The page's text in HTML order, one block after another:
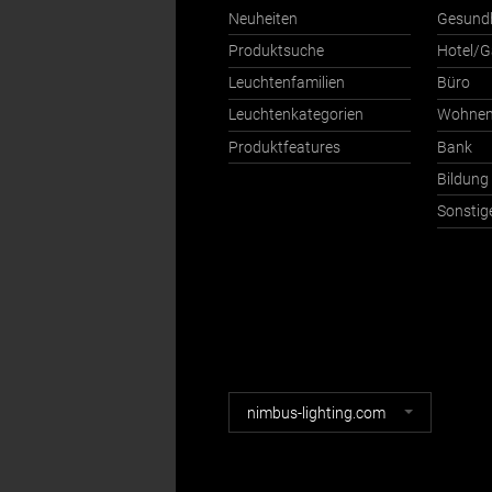
Neuheiten
Produktsuche
Leuchtenfamilien
Leuchtenkategorien
Produktfeatures
Hotel/
Büro
Wohnen
Bank
Bildung
Nimbus
Webseiten
nimbus-lighting.com